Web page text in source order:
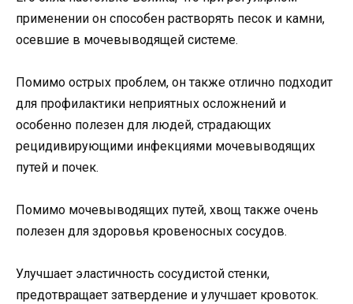
применении он способен растворять песок и камни,
осевшие в мочевыводящей системе.
Помимо острых проблем, он также отлично подходит
для профилактики неприятных осложнений и
особенно полезен для людей, страдающих
рецидивирующими инфекциями мочевыводящих
путей и почек.
Помимо мочевыводящих путей, хвощ также очень
полезен для здоровья кровеносных сосудов.
Улучшает эластичность сосудистой стенки,
предотвращает затвердение и улучшает кровоток.